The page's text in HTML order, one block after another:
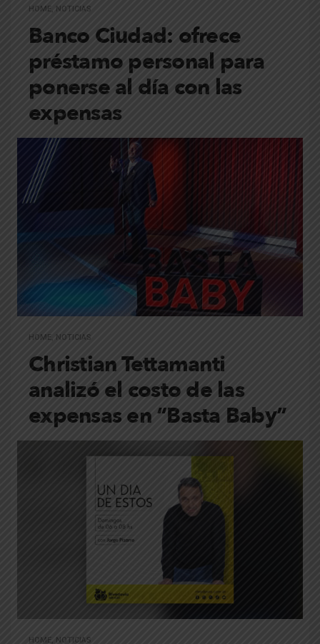
HOME NOTICIAS
Banco Ciudad: ofrece
préstamo personal para
ponerse al día con las
expensas
HOME NOTICIAS
Christian Tettamanti
analizó el costo de las
expensas en “Basta Baby”
HOME, NOTICIAS